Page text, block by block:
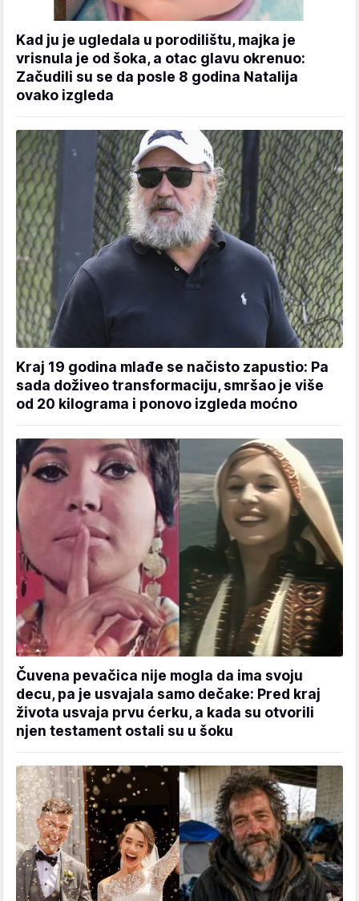
Kad ju je ugledala u porodilištu, majka je
vrisnula je od šoka, a otac glavu okrenuo:
Začudili su se da posle 8 godina Natalija
ovako izgleda
Kraj 19 godina mlađe se načisto zapustio: Pa
sada doživeo transformaciju, smršao je više
od 20 kilograma i ponovo izgleda moćno
Čuvena pevačica nije mogla da ima svoju
decu, pa je usvajala samo dečake: Pred kraj
života usvaja prvu ćerku, a kada su otvorili
njen testament ostali su u šoku